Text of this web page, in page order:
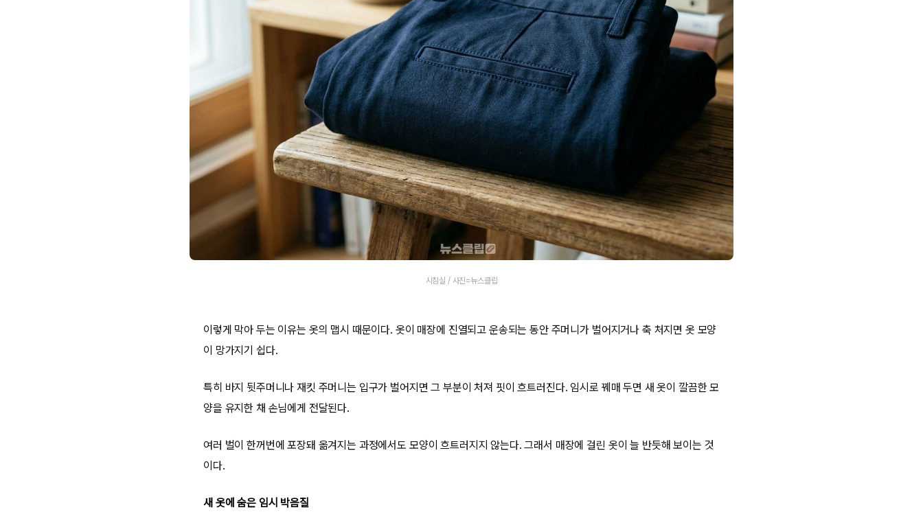
시침실 / 사진=뉴스클립
이렇게 막아 두는 이유는 옷의 맵시 때문이다. 옷이 매장에 진열되고 운송되는 동안 주머니가 벌어지거나 축 처지면 옷 모양
이 망가지기 쉽다.
특히 바지 뒷주머니나 재킷 주머니는 입구가 벌어지면 그 부분이 처져 핏이 흐트러진다. 임시로 꿰매 두면 새 옷이 깔끔한 모
양을 유지한 채 손님에게 전달된다.
여러 벌이 한꺼번에 포장돼 옮겨지는 과정에서도 모양이 흐트러지지 않는다. 그래서 매장에 걸린 옷이 늘 반듯해 보이는 것
이다.
새 옷에 숨은 임시 박음질